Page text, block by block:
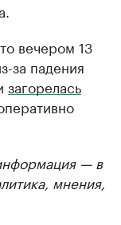
вечером 13
за падения
загорелась
— в
мнения,